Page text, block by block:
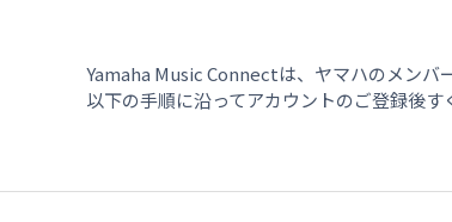
Yamaha Music Connectは、ヤマハのメンバ
以下の手順に沿ってアカウントのご登録後す